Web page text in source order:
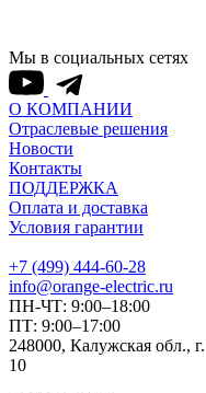
Мы в социальных сетях
О КОМПАНИИ
Отраслевые решения
Новости
Контакты
ПОДДЕРЖКА
Оплата и доставка
Условия гарантии
+7 (499) 444-60-28
info@orange-electric.ru
ПН-ЧТ: 9:00–18:00
ПТ: 9:00–17:00
248000, Калужская обл.,
10